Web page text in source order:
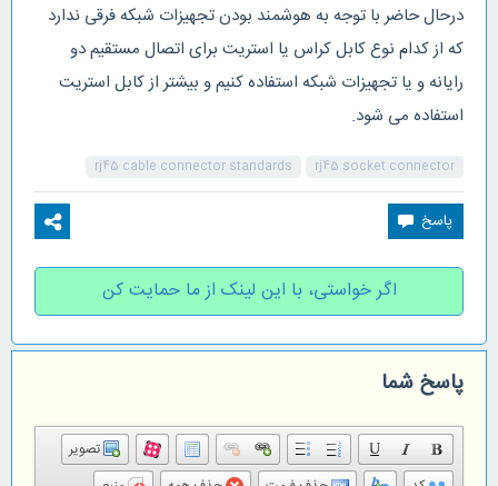
درحال حاضر با توجه به هوشمند بودن تجهیزات شبکه فرقی ندارد
که از کدام نوع کابل کراس یا استریت برای اتصال مستقیم دو
رایانه و یا تجهیزات شبکه استفاده کنیم و بیشتر از کابل استریت
استفاده می شود.
rj45 socket connector
rj45 cable connector standards
اگر خواستی، با این لینک از ما حمایت کن
پاسخ شما
تصویر